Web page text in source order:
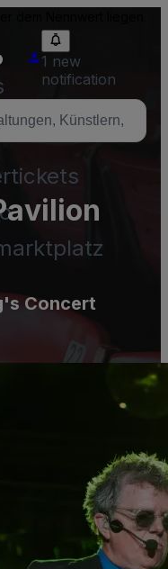
,
1 new
notification
Concert